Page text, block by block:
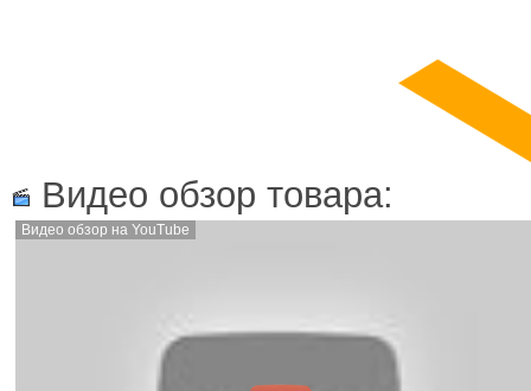
Видео обзор товара:
Видео обзор на YouTube